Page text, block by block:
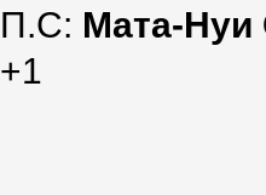
П.С: Мата-Нуи
+1